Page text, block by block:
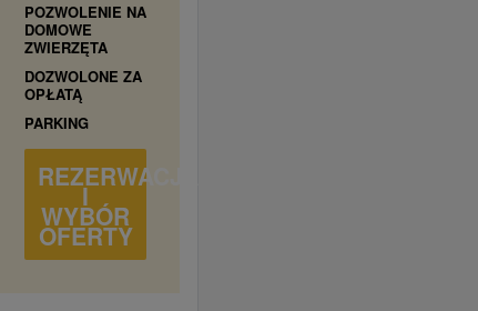
POZWOLENIE NA
DOMOWE
ZWIERZĘTA
DOZWOLONE ZA
OPŁATĄ
PARKING
REZERWACJA
I
WYBÓR
OFERTY